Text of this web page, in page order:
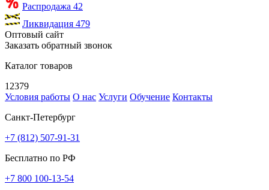
Распродажа 42
Ликвидация 479
Оптовый сайт
Заказать обратный звонок
Каталог товаров
12379
Условия работы О нас Услуги Обучение Контакты
Санкт-Петербург
+7 (812) 507-91-31
Бесплатно по РФ
+7 800 100-13-54